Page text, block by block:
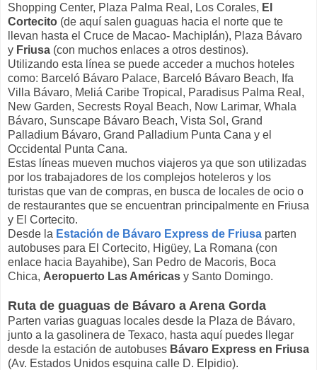
Shopping Center, Plaza Palma Real, Los Corales, El
Cortecito (de aquí salen guaguas hacia el norte que te
llevan hasta el Cruce de Macao- Machiplán), Plaza Bávaro
y Friusa (con muchos enlaces a otros destinos).
Utilizando esta línea se puede acceder a muchos hoteles
como: Barceló Bávaro Palace, Barceló Bávaro Beach, Ifa
Villa Bávaro, Meliá Caribe Tropical, Paradisus Palma Real,
New Garden, Secrests Royal Beach, Now Larimar, Whala
Bávaro, Sunscape Bávaro Beach, Vista Sol, Grand
Palladium Bávaro, Grand Palladium Punta Cana y el
Occidental Punta Cana.
Estas líneas mueven muchos viajeros ya que son utilizadas
por los trabajadores de los complejos hoteleros y los
turistas que van de compras, en busca de locales de ocio o
de restaurantes que se encuentran principalmente en Friusa
y El Cortecito.
Desde la Estación de Bávaro Express de Friusa parten
autobuses para El Cortecito, Higüey, La Romana (con
enlace hacia Bayahibe), San Pedro de Macoris, Boca
Chica, Aeropuerto Las Américas y Santo Domingo.
Ruta de guaguas de Bávaro a Arena Gorda
Parten varias guaguas locales desde la Plaza de Bávaro,
junto a la gasolinera de Texaco, hasta aquí puedes llegar
desde la estación de autobuses Bávaro Express en Friusa
(Av. Estados Unidos esquina calle D. Elpidio).